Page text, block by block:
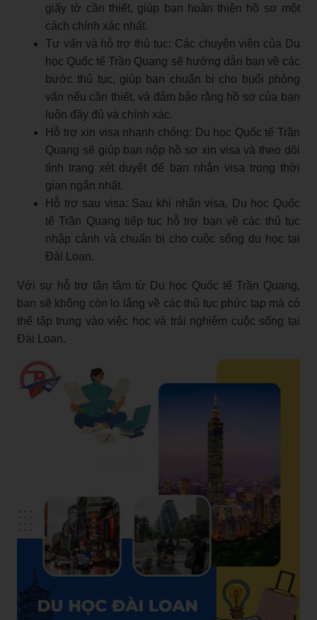
giấy tờ cần thiết, giúp bạn hoàn thiện hồ sơ một
cách chính xác nhất.
Tư vấn và hỗ trợ thủ tục: Các chuyên viên của Du
học Quốc tế Trần Quang sẽ hướng dẫn bạn về các
bước thủ tục, giúp bạn chuẩn bị cho buổi phỏng
vấn nếu cần thiết, và đảm bảo rằng hồ sơ của bạn
luôn đầy đủ và chính xác.
Hỗ trợ xin visa nhanh chóng: Du học Quốc tế Trần
Quang sẽ giúp bạn nộp hồ sơ xin visa và theo dõi
tình trạng xét duyệt để bạn nhận visa trong thời
gian ngắn nhất.
Hỗ trợ sau visa: Sau khi nhận visa, Du học Quốc
tế Trần Quang tiếp tục hỗ trợ bạn về các thủ tục
nhập cảnh và chuẩn bị cho cuộc sống du học tại
Đài Loan.
Với sự hỗ trợ tận tâm từ Du học Quốc tế Trần Quang,
bạn sẽ không còn lo lắng về các thủ tục phức tạp mà có
thể tập trung vào việc học và trải nghiệm cuộc sống tại
Đài Loan.